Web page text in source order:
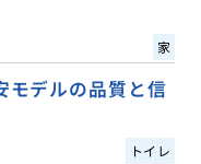
家
モデルの品質と信
トイレ